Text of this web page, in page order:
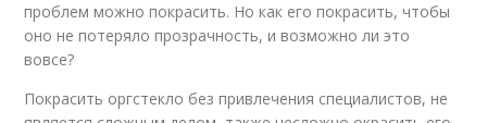
проблем можно покрасить. Но как его покрасить, чтобы
оно не потеряло прозрачность, и возможно ли это
вовсе?
Покрасить оргстекло без привлечения специалистов, не